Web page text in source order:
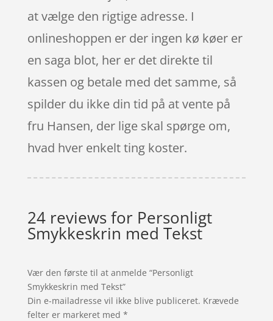
at vælge den rigtige adresse. I
onlineshoppen er der ingen kø køer er
en saga blot, her er det direkte til
kassen og betale med det samme, så
spilder du ikke din tid på at vente på
fru Hansen, der lige skal spørge om,
hvad hver enkelt ting koster.
24 reviews for Personligt
Smykkeskrin med Tekst
Vær den første til at anmelde “Personligt
Smykkeskrin med Tekst”
Din e-mailadresse vil ikke blive publiceret. Krævede
felter er markeret med *